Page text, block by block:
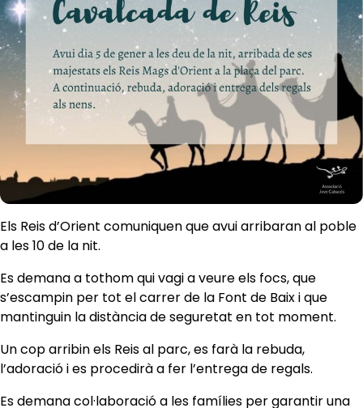
Els Reis d’Orient comuniquen que avui arribaran al poble
a les 10 de la nit.
Es demana a tothom qui vagi a veure els focs, que
s’escampin per tot el carrer de la Font de Baix i que
mantinguin la distància de seguretat en tot moment.
Un cop arribin els Reis al parc, es farà la rebuda,
l’adoració i es procedirà a fer l’entrega de regals.
Es demana col·laboració a les famílies per garantir una